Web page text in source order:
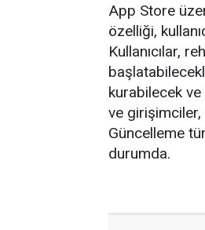
App Store
özelliği,
Kullanıcılar,
kurabilecek ve
ve
Güncelleme
durumda.